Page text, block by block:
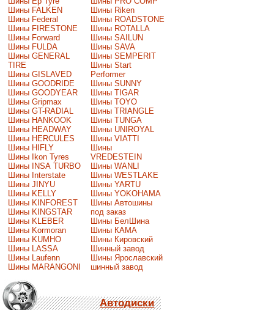
Шины FALKEN
Шины Federal
Шины FIRESTONE
Шины Forward
Шины FULDA
Шины GENERAL
TIRE
Шины GISLAVED
Шины GOODRIDE
Шины GOODYEAR
Шины Gripmax
Шины GT-RADIAL
Шины HANKOOK
Шины HEADWAY
Шины HERCULES
Шины HIFLY
Шины Ikon Tyres
Шины INSA TURBO
Шины Interstate
Шины JINYU
Шины KELLY
Шины KINFOREST
Шины KINGSTAR
Шины KLEBER
Шины Kormoran
Шины KUMHO
Шины LASSA
Шины Laufenn
Шины MARANGONI
Шины Riken
Шины ROADSTONE
Шины ROTALLA
Шины SAILUN
Шины SAVA
Шины SEMPERIT
Шины Start
Performer
Шины SUNNY
Шины TIGAR
Шины TOYO
Шины TRIANGLE
Шины TUNGA
Шины UNIROYAL
Шины VIATTI
Шины
VREDESTEIN
Шины WANLI
Шины WESTLAKE
Шины YARTU
Шины YOKOHAMA
Шины Автошины
под заказ
Шины БелШина
Шины КАМА
Шины Кировский
Шинный завод
Шины Ярославский
шинный завод
Автодиски